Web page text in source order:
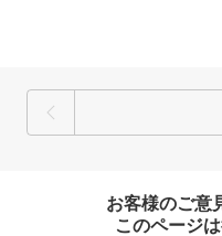
お客様のご意
このページ